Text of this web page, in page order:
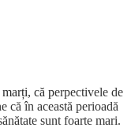
că perpectivele de
că în această perioadă
sunt foarte mari.